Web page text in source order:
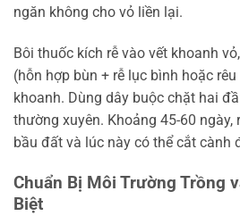
ngăn không cho vỏ liền lại.
Bôi thuốc kích rễ vào vết khoanh
(hỗn hợp bùn + rễ lục bình hoặc
khoanh. Dùng dây buộc chặt hai
thường xuyên. Khoảng 45-60 ngày,
bầu đất và lúc này có thể cắt cành
Chuẩn Bị Môi Trường Trồng
Biệt